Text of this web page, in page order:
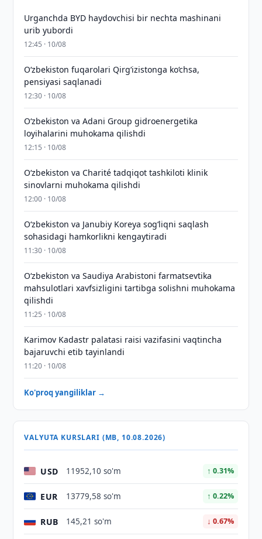
Urganchda BYD haydovchisi bir nechta mashinani
urib yubordi
12:45 · 10/08
O‘zbekiston fuqarolari Qirg‘izistonga ko‘chsa,
pensiyasi saqlanadi
12:30 · 10/08
Oʻzbekiston va Adani Group gidroenergetika
loyihalarini muhokama qilishdi
12:15 · 10/08
Oʻzbekiston va Charité tadqiqot tashkiloti klinik
sinovlarni muhokama qilishdi
12:00 · 10/08
Oʻzbekiston va Janubiy Koreya sogʻliqni saqlash
sohasidagi hamkorlikni kengaytiradi
11:30 · 10/08
Oʻzbekiston va Saudiya Arabistoni farmatsevtika
mahsulotlari xavfsizligini tartibga solishni muhokama
qilishdi
11:25 · 10/08
Karimov Kadastr palatasi raisi vazifasini vaqtincha
bajaruvchi etib tayinlandi
11:20 · 10/08
Ko'proq yangiliklar →
VALYUTA KURSLARI (MB, 10.08.2026)
USD 11952,10 so'm ↑ 0.31%
EUR 13779,58 so'm ↑ 0.22%
RUB 145,21 so'm ↓ 0.67%